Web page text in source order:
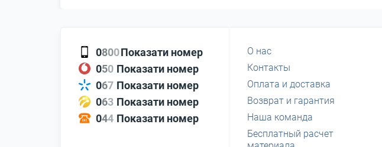
0800Показати номер
050 Показати номер
067 Показати номер
063 Показати номер
044 Показати номер
О нас
Контакты
Оплата и доставка
Возврат и гарантия
Наша команда
Бесплатный расчет